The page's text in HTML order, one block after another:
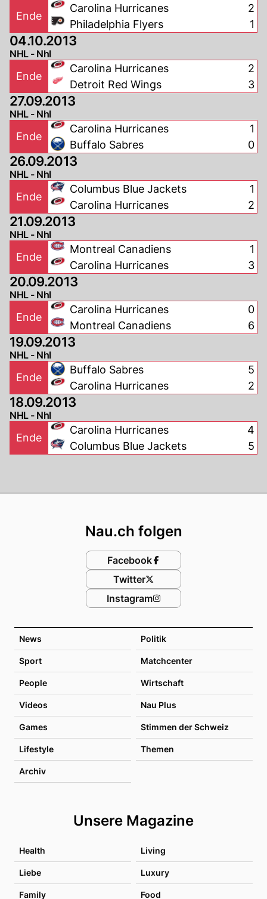
Ende
Carolina Hurricanes
Philadelphia Flyers
2
1
04.10.2013
NHL - Nhl
Ende
Carolina Hurricanes
Detroit Red Wings
2
3
27.09.2013
NHL - Nhl
Ende
Carolina Hurricanes
Buffalo Sabres
1
0
26.09.2013
NHL - Nhl
Ende
Columbus Blue Jackets
Carolina Hurricanes
1
2
21.09.2013
NHL - Nhl
Ende
Montreal Canadiens
Carolina Hurricanes
1
3
20.09.2013
NHL - Nhl
Ende
Carolina Hurricanes
Montreal Canadiens
0
6
19.09.2013
NHL - Nhl
Ende
Buffalo Sabres
Carolina Hurricanes
5
2
18.09.2013
NHL - Nhl
Ende
Carolina Hurricanes
Columbus Blue Jackets
4
5
News Politik
Sport Matchcenter
People Wirtschaft
Videos Nau Plus
Games Stimmen der Schweiz
Lifestyle Themen
Archiv
Unsere Magazine
Health Living
Liebe Luxury
Family Food
Nau.ch folgen
Facebook
Twitter
Instagram